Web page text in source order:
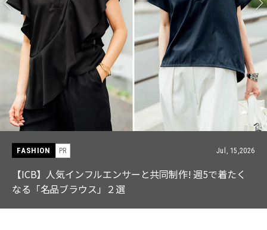
FASHION PR Jul, 15,2026
【ICB】人気インフルエンサーと共同制作! 週5で着たく
なる「名品ブラウス」２選